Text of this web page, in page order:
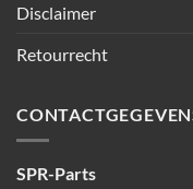
Disclaimer
Retourrecht
SPR-Parts